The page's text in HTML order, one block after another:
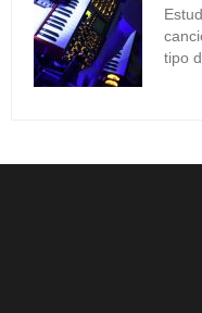
tipo